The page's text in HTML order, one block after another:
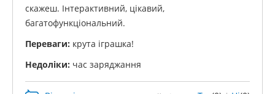
скажеш. Інтерактивний, цікавий,
багатофункціональний.
Переваги: ​​крута іграшка!
Недоліки: час заряджання